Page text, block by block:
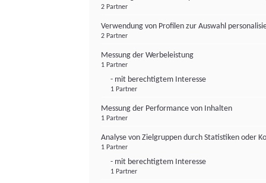
2 Partner
Verwendung von Profilen zur Auswahl
2 Partner
Messung der Werbeleistung
1 Partner
- mit berechtigtem Interesse
1 Partner
Messung der Performance von Inhalten
1 Partner
Analyse von Zielgruppen durch Statistiken oder
1 Partner
- mit berechtigtem Interesse
1 Partner